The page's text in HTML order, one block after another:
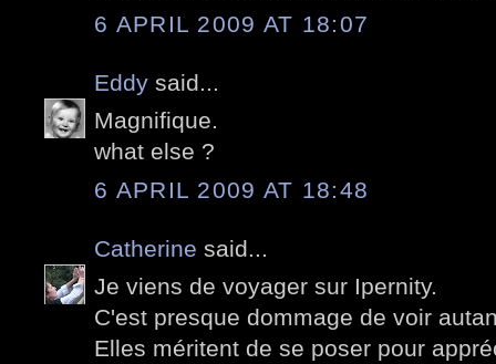
6 APRIL 2009 AT 18:07
Eddy said...
Magnifique.
what else ?
6 APRIL 2009 AT 18:48
Catherine said...
Je viens de voyager sur Ipernity.
C'est presque dommage de voir
Elles méritent de se poser pour